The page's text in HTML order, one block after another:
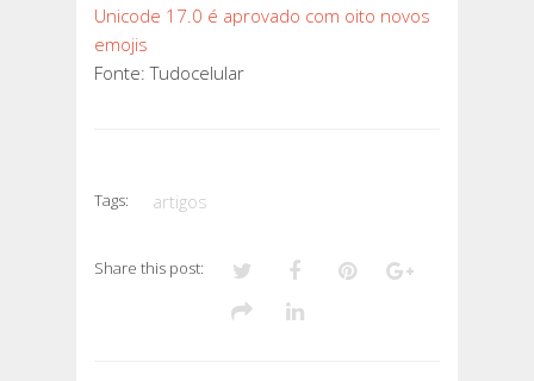
Unicode 17.0 é aprovado com oito novos
emojis
Fonte: Tudocelular
Tags: artigos
Share this post: